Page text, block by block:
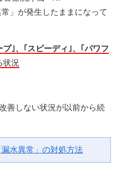
」が発生したままになって
プ｣、｢スピーディ｣、｢パワフ
状況
善しない状況が以前から続
水異常」の対処方法